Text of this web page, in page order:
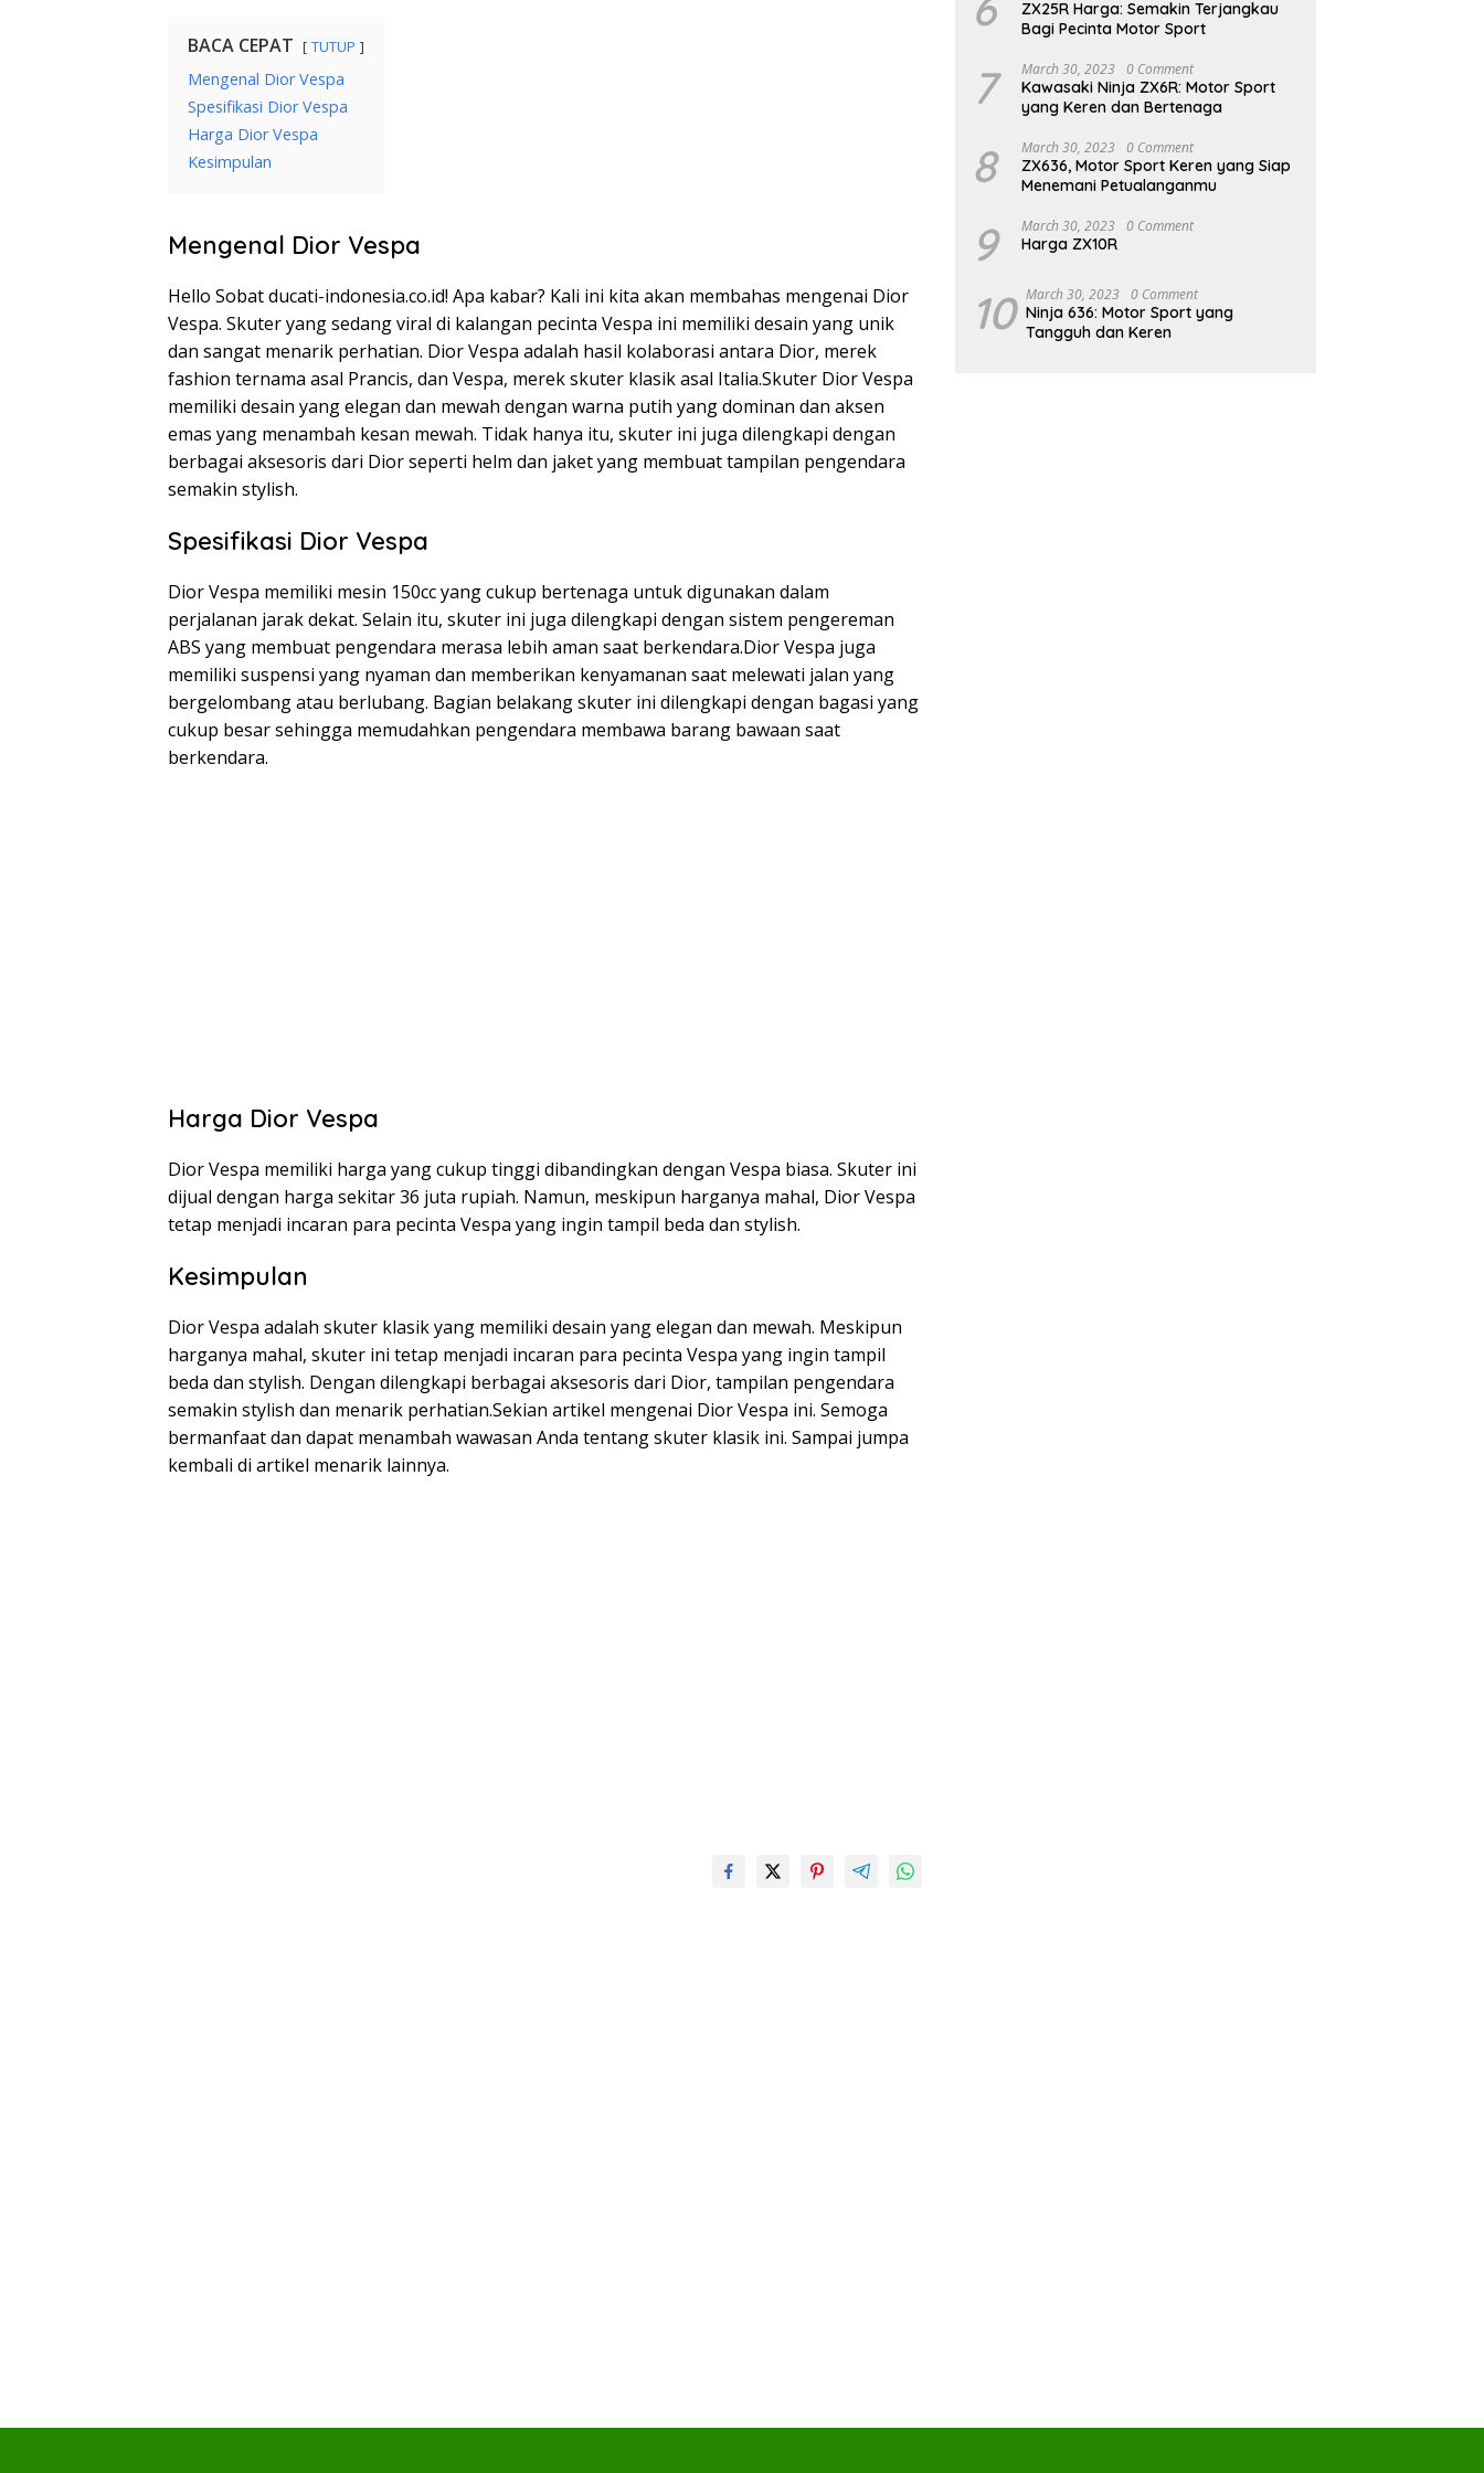
BACA CEPAT TUTUP
Mengenal Dior Vespa
Spesifikasi Dior Vespa
Harga Dior Vespa
Kesimpulan
Mengenal Dior Vespa
Hello Sobat ducati-indonesia.co.id! Apa kabar? Kali ini kita akan membahas mengenai Dior
Vespa. Skuter yang sedang viral di kalangan pecinta Vespa ini memiliki desain yang unik
dan sangat menarik perhatian. Dior Vespa adalah hasil kolaborasi antara Dior, merek
fashion ternama asal Prancis, dan Vespa, merek skuter klasik asal Italia.Skuter Dior Vespa
memiliki desain yang elegan dan mewah dengan warna putih yang dominan dan aksen
emas yang menambah kesan mewah. Tidak hanya itu, skuter ini juga dilengkapi dengan
berbagai aksesoris dari Dior seperti helm dan jaket yang membuat tampilan pengendara
semakin stylish.
Spesifikasi Dior Vespa
Dior Vespa memiliki mesin 150cc yang cukup bertenaga untuk digunakan dalam
perjalanan jarak dekat. Selain itu, skuter ini juga dilengkapi dengan sistem pengereman
ABS yang membuat pengendara merasa lebih aman saat berkendara.Dior Vespa juga
memiliki suspensi yang nyaman dan memberikan kenyamanan saat melewati jalan yang
bergelombang atau berlubang. Bagian belakang skuter ini dilengkapi dengan bagasi yang
cukup besar sehingga memudahkan pengendara membawa barang bawaan saat
berkendara.
Harga Dior Vespa
Dior Vespa memiliki harga yang cukup tinggi dibandingkan dengan Vespa biasa. Skuter ini
dijual dengan harga sekitar 36 juta rupiah. Namun, meskipun harganya mahal, Dior Vespa
tetap menjadi incaran para pecinta Vespa yang ingin tampil beda dan stylish.
Kesimpulan
Dior Vespa adalah skuter klasik yang memiliki desain yang elegan dan mewah. Meskipun
harganya mahal, skuter ini tetap menjadi incaran para pecinta Vespa yang ingin tampil
beda dan stylish. Dengan dilengkapi berbagai aksesoris dari Dior, tampilan pengendara
semakin stylish dan menarik perhatian.Sekian artikel mengenai Dior Vespa ini. Semoga
bermanfaat dan dapat menambah wawasan Anda tentang skuter klasik ini. Sampai jumpa
kembali di artikel menarik lainnya.
ZX25R Harga: Semakin Terjangkau
Bagi Pecinta Motor Sport
7 March 30, 2023 0 Comment
Kawasaki Ninja ZX6R: Motor Sport
yang Keren dan Bertenaga
8 March 30, 2023 0 Comment
ZX636, Motor Sport Keren yang Siap
Menemani Petualanganmu
9 March 30, 2023 0 Comment
Harga ZX10R
10 March 30, 2023 0 Comment
Ninja 636: Motor Sport yang
Tangguh dan Keren